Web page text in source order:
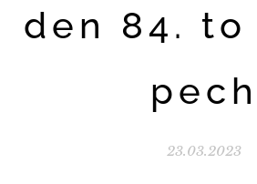
den 84.
pech
23.03.2023